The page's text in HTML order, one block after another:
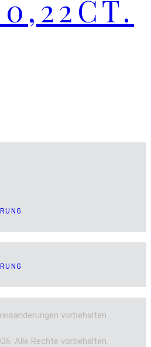
vorbehalten.
Alle Rechte vorbehalten.